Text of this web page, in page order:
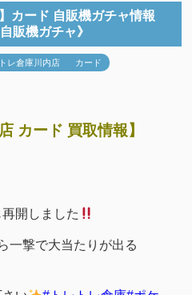
カード 自販機ガチャ情報
販機ガチャ》
レ倉庫川内店 カード
カード 買取情報】
開しました
一撃で大当たりが出る